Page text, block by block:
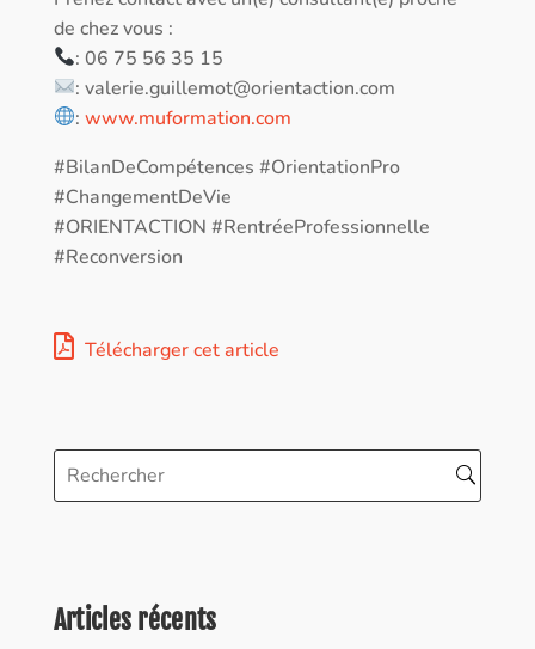
de chez vous :
: 06 75 56 35 15
:valerie.guillemot@orientaction.com
:www.muformation.com
#BilanDeCompétences #OrientationPro
#ChangementDeVie
#ORIENTACTION #RentréeProfessionnelle
#Reconversion
Télécharger cet article
Articles récents